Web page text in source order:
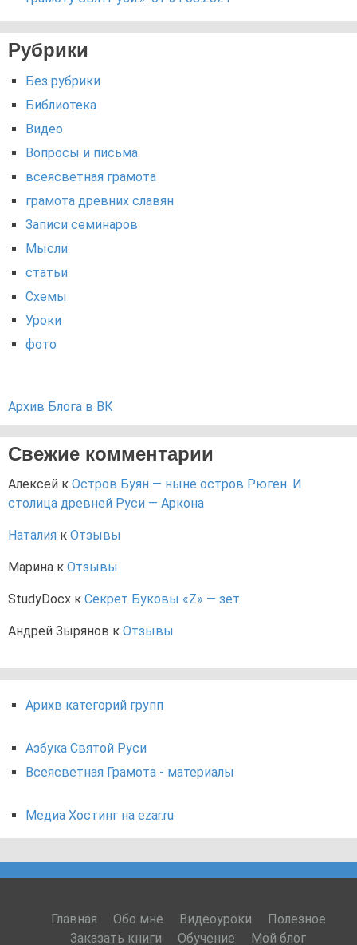
Рубрики
Без рубрики
Библиотека
Видео
Вопросы и письма.
всеясветная грамота
грамота древних славян
Записи семинаров
Мысли
статьи
Схемы
Уроки
фото
Архив Блога в ВК
Свежие комментарии
Алексей к Остров Буян — ныне остров Рюген. И
столица древней Руси — Аркона
Наталия к Отзывы
Марина к Отзывы
StudyDocx к Секрет Буковы «Z» — зет.
Андрей Зырянов к Отзывы
Арихв категорий групп
Азбука Святой Руси
Всеясветная Грамота - материалы
Медиа Хостинг на ezar.ru
Главная Обо мне Видеоуроки
Полезное
Заказать книги
Обучение Мой блог